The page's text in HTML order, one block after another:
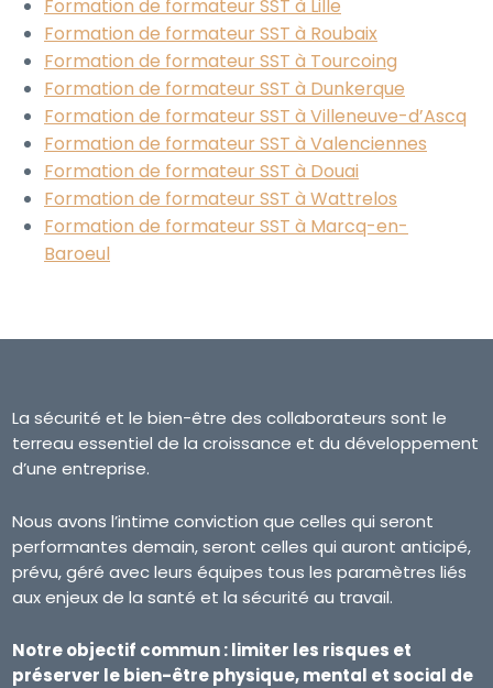
Formation de formateur SST à Lille
Formation de formateur SST à Roubaix
Formation de formateur SST à Tourcoing
Formation de formateur SST à Dunkerque
Formation de formateur SST à Villeneuve-d’Ascq
Formation de formateur SST à Valenciennes
Formation de formateur SST à Douai
Formation de formateur SST à Wattrelos
Formation de formateur SST à Marcq-en-
Baroeul
La sécurité et le bien-être des collaborateurs sont le
terreau essentiel de la croissance et du développement
d’une entreprise.
Nous avons l’intime conviction que celles qui seront
performantes demain, seront celles qui auront anticipé,
prévu, géré avec leurs équipes tous les paramètres liés
aux enjeux de la santé et la sécurité au travail.
Notre objectif commun : limiter les risques et
préserver le bien-être physique, mental et social de